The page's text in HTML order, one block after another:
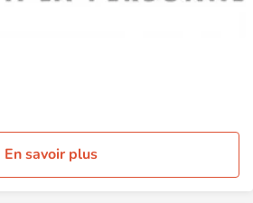
En savoir plus